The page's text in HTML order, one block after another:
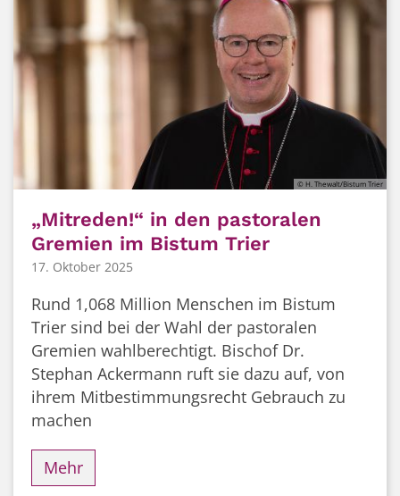
© H. Thewalt/Bistum Trier
„Mitreden!“ in den pastoralen
Gremien im Bistum Trier
17. Oktober 2025
Rund 1,068 Million Menschen im Bistum
Trier sind bei der Wahl der pastoralen
Gremien wahlberechtigt. Bischof Dr.
Stephan Ackermann ruft sie dazu auf, von
ihrem Mitbestimmungsrecht Gebrauch zu
machen
Mehr